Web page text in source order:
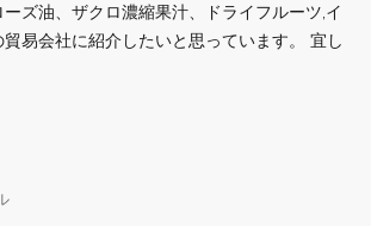
ズ油、ザクロ濃縮果汁、ドライフルーツ,イ
易会社に紹介したいと思っています。 宜し